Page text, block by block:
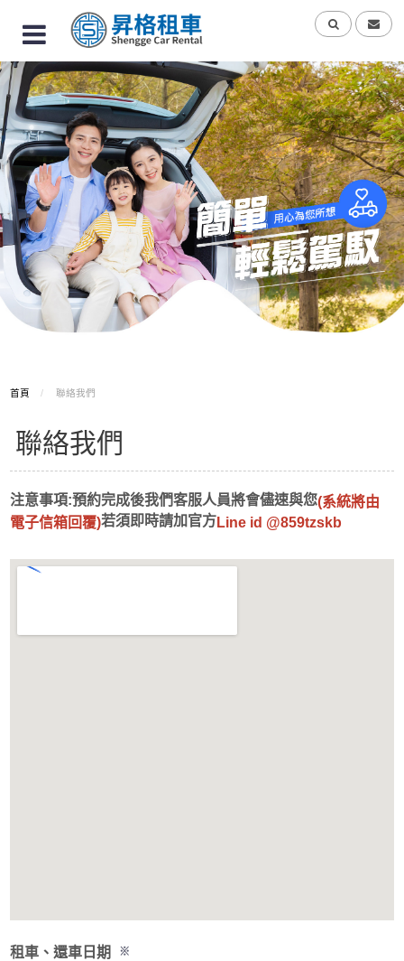
首頁 聯絡我們
聯絡我們
注意事項:預約完成後我們客服人員將會儘速與您(系統將由
電子信箱回覆)若須即時請加官方Line id @859tzskb
租車、還車日期 ※